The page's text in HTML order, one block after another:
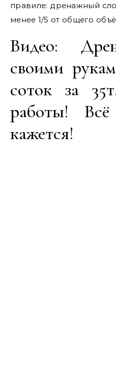
правиле: дренажный
менее 1/5 от общего
Видео:
своими
соток за
работы!
кажется!